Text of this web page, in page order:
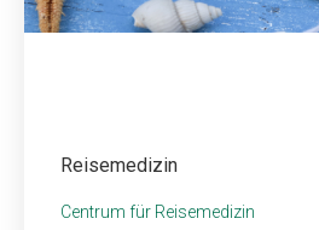
Reisemedizin
Centrum für Reisemedizin